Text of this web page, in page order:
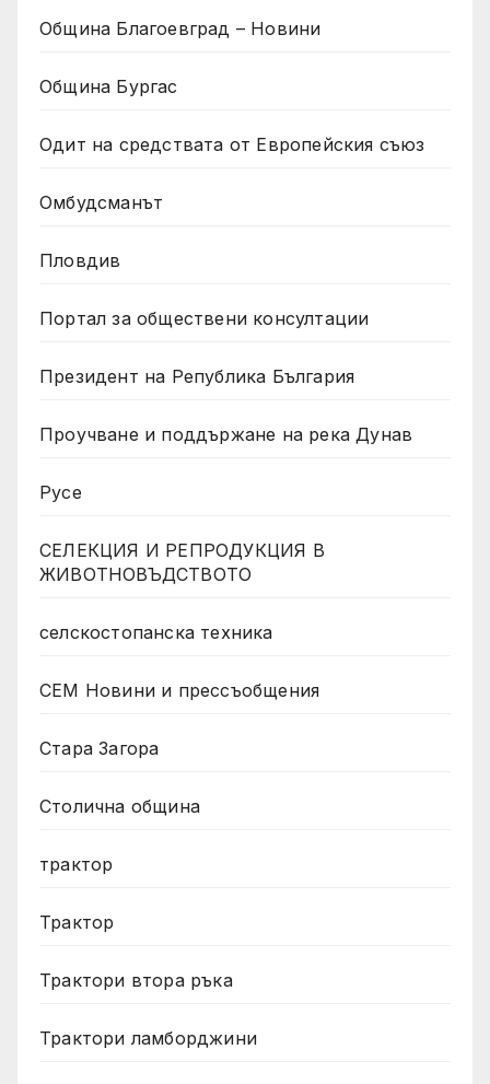
Община Благоевград – Новини
Община Бургас
Одит на средствата от Европейския съюз
Омбудсманът
Пловдив
Портал за обществени консултации
Президент на Република България
Проучване и поддържане на река Дунав
Русе
СЕЛЕКЦИЯ И РЕПРОДУКЦИЯ В
ЖИВОТНОВЪДСТВОТО
селскостопанска техника
СЕМ Новини и прессъобщения
Стара Загора
Столична община
трактор
Трактор
Трактори втора ръка
Трактори ламборджини